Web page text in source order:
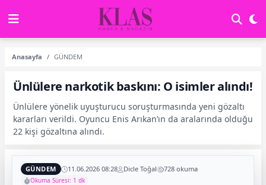
Anasayfa GÜNDEM
Ünlülere narkotik baskını: O isimler alındı!
Ünlülere yönelik uyuşturucu soruşturmasında yeni gözaltı
kararları verildi. Oyuncu Enis Arıkan’ın da aralarında olduğu
22 kişi gözaltına alındı.
GÜNDEM 11.06.2026 08:28 Dicle Toğal 728 okuma
Okuma Süresi: 1 dk